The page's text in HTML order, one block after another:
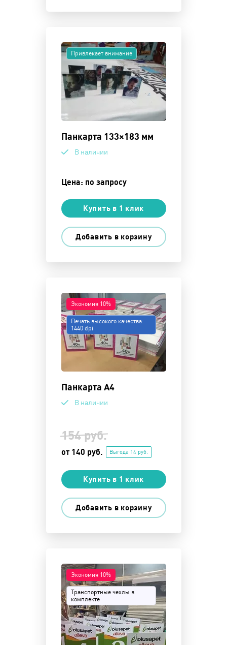
Панкарта 133×183 мм
Привлекает внимание
В наличии
Цена: по запросу
Купить в 1 клик
Добавить в корзину
Панкарта А4
Экономия 10%
Печать высокого качества:
1440 dpi
В наличии
154 руб.
от 140 руб. Выгода 14 руб.
Купить в 1 клик
Добавить в корзину
Экономия 10%
Транспортные чехлы в
комплекте